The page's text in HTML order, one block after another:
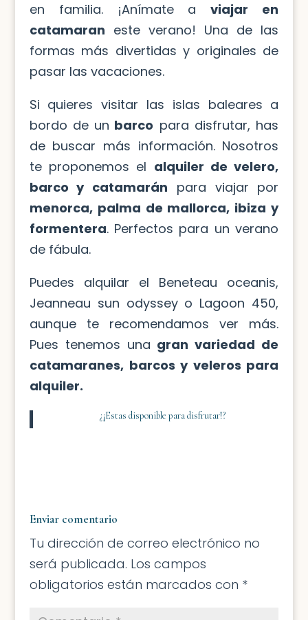
en familia. ¡Anímate aviajar en
catamaran este verano! Una de las
formas más divertidas y originales de
pasar las vacaciones.
Si quieres visitar las islas baleares a
bordo de un barco para disfrutar, has
de buscar más información. Nosotros
te proponemos el alquiler de velero,
barco y catamarán para viajar por
menorca, palma de mallorca, ibiza y
formentera. Perfectos para un verano
de fábula.
Puedes alquilar el Beneteau oceanis,
Jeanneau sun odyssey o Lagoon 450,
aunque te recomendamos ver más.
Pues tenemos una gran variedad de
catamaranes, barcos y veleros para
alquiler.
¿¡Estas disponible para disfrutar!?
Enviar comentario
Tu dirección de correo electrónico no
será publicada. Los campos
obligatorios están marcados con *